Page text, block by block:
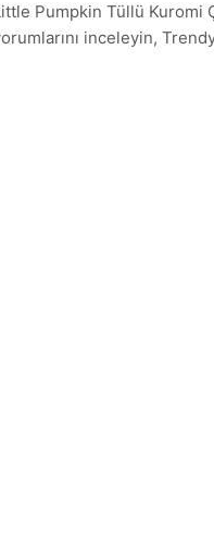
Pumpkin Tüllü Kuromi
inceleyin,